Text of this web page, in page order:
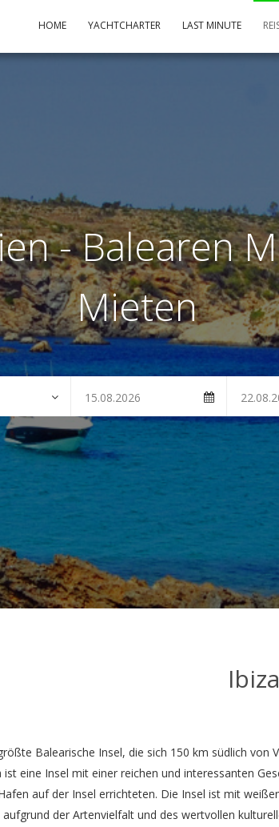
HOME YACHTCHARTER LAST MINUTE
- Balearen
Mieten
Ibiza
Balearische Insel, die sich 150 km südlich von
eine Insel mit einer reichen und interessanten
auf der Insel errichteten. Die Insel ist mit
der Artenvielfalt und des wertvollen